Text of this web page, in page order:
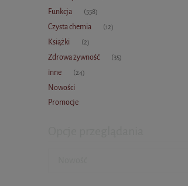
Funkcja (558)
Czysta chemia (12)
Książki (2)
Zdrowa żywność (35)
inne (24)
Nowości
Promocje